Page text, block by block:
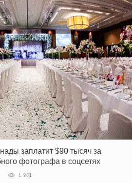
заплатит $90 тысяч за
фотографа в соцсетях
1 981